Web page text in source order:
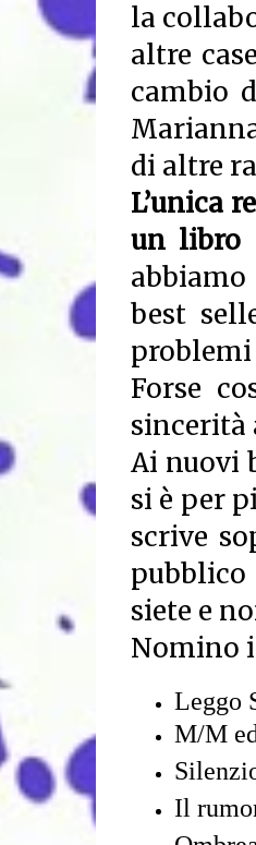
la
altre
cambio
di altre
L’unica
un libro
best
problemi
Forse
sincerità
Ai nuovi
si è per
scrive
pubblico
siete e
Nomino
Leggo
M/M
Il